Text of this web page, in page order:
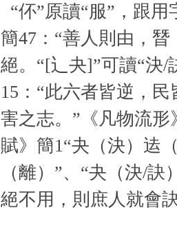
“伓”原讀“服”，跟
簡47：“善人則由，
絕。“[辶夬]”可讀“決/
15：“此六者皆逆，
害之志。”《凡物流
賦》簡1“夬（決）迲
（離）”、“夬（決/
絕不用，則庶人就會